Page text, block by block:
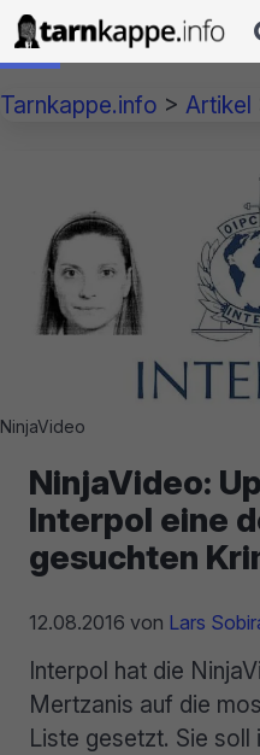
Tarnkappe.info > Artikel
NinjaVideo
NinjaVideo:
Interpol eine
gesuchten
12.08.2016 von Lars
Interpol hat die
Mertzanis auf die
Liste gesetzt. Sie